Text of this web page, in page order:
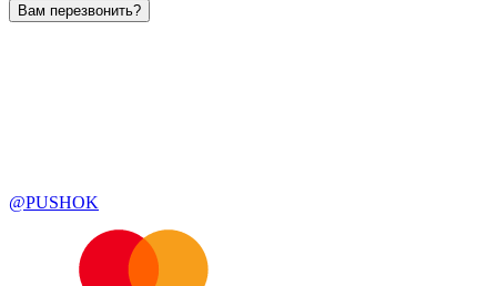
Вам перезвонить?
@PUSHOK